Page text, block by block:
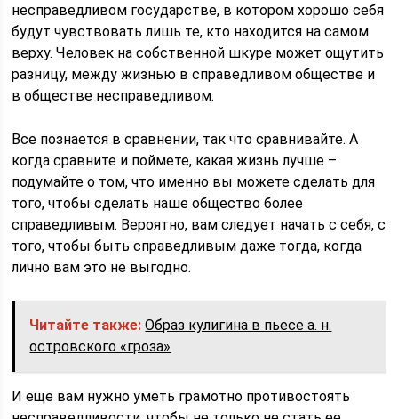
несправедливом государстве, в котором хорошо себя
будут чувствовать лишь те, кто находится на самом
верху. Человек на собственной шкуре может ощутить
разницу, между жизнью в справедливом обществе и
в обществе несправедливом.
Все познается в сравнении, так что сравнивайте. А
когда сравните и поймете, какая жизнь лучше –
подумайте о том, что именно вы можете сделать для
того, чтобы сделать наше общество более
справедливым. Вероятно, вам следует начать с себя, с
того, чтобы быть справедливым даже тогда, когда
лично вам это не выгодно.
Читайте также: Образ кулигина в пьесе а. н.
островского «гроза»
И еще вам нужно уметь грамотно противостоять